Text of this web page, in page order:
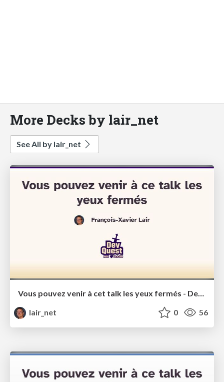
More Decks by lair_net
See All by lair_net
Vous pouvez venir à cet talk les yeux fermés - DevQuest 2025
lair_net
0 56